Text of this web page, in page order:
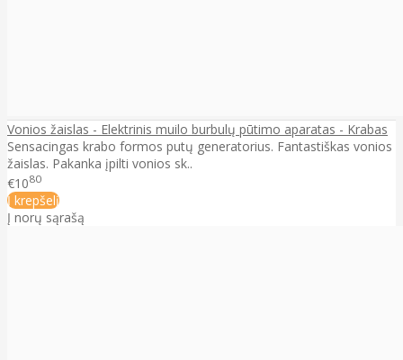
Vonios žaislas - Elektrinis muilo burbulų pūtimo aparatas - Krabas
Sensacingas krabo formos putų generatorius. Fantastiškas vonios
žaislas. Pakanka įpilti vonios sk..
€1080
Į krepšelį
Į norų sąrašą